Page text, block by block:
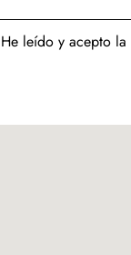
He leído y acepto la